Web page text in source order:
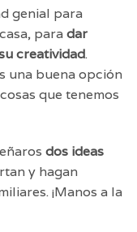
genial para
para dar
creatividad.
una buena opción
que tenemos
dos ideas
y hagan
¡Manos a la